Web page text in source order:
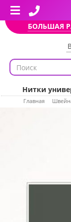
БОЛЬШАЯ
Нитки
Главная